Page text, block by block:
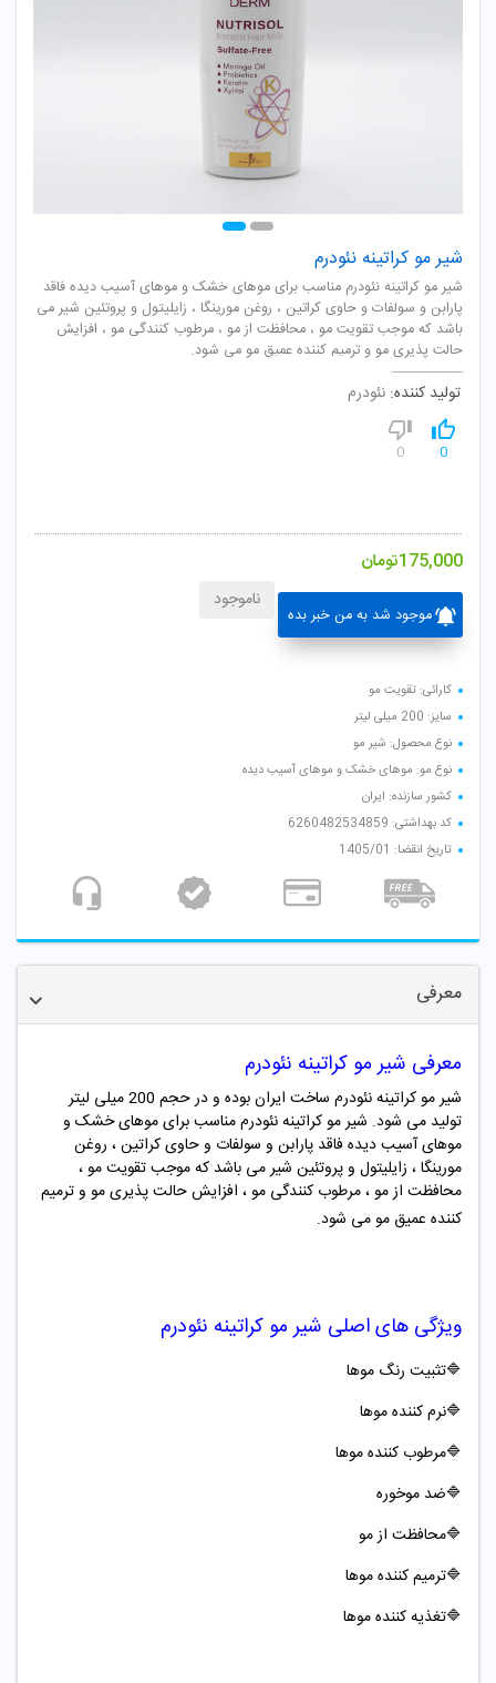
شیر مو کراتینه نئودرم
شیر مو کراتینه نئودرم مناسب برای موهای خشک و موهای آسیب دیده فاقد
پارابن و سولفات و حاوی کراتین ، روغن مورینگا ، زایلیتول و پروتئین شیر می
باشد که موجب تقویت مو ، محافظت از مو ، مرطوب کنندگی مو ، افزایش
حالت پذیری مو و ترمیم کننده عمیق مو می شود.
تولید کننده: نئودرم
0
0
175,000تومان
موجود شد به من خبر بده
ناموجود
کارائی: تقویت مو
سایز: 200 میلی لیتر
نوع محصول: شیر مو
نوع مو: موهای خشک و موهای آسیب دیده
کشور سازنده: ایران
کد بهداشتی: 6260482534859
تاریخ انقضا: 1405/01
معرفی
معرفی شیر مو کراتینه نئودرم
شیر مو کراتینه نئودرم ساخت ایران بوده و در حجم 200 میلی لیتر
تولید می شود. شیر مو کراتینه نئودرم مناسب برای موهای خشک و
موهای آسیب دیده فاقد پارابن و سولفات و حاوی کراتین ، روغن
مورینگا ، زایلیتول و پروتئین شیر می باشد که موجب تقویت مو ،
محافظت از مو ، مرطوب کنندگی مو ، افزایش حالت پذیری مو و ترمیم
کننده عمیق مو می شود.
ویژگی های اصلی شیر مو کراتینه نئودرم
🔷تثبیت رنگ موها
🔷نرم کننده موها
🔷مرطوب کننده موها
🔷ضد موخوره
🔷محافظت از مو
🔷ترمیم کننده موها
🔷تغذیه کننده موها